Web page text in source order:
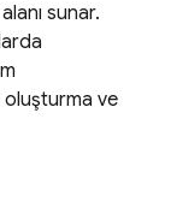
sunar.
oluşturma ve